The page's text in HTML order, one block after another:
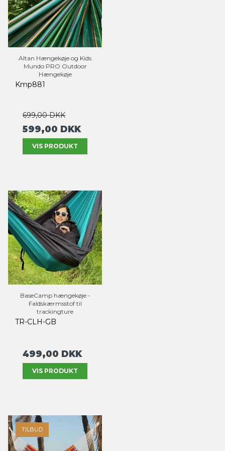
Altan Hængekøje og Kids
Mundo PRO Outdoor
Hængekøje
Kmp881
699,00 DKK
599,00 DKK
VIS PRODUKT
BaseCamp hængekøje -
Faldskærmsstof til
trackingture
TR-CLH-GB
499,00 DKK
VIS PRODUKT
TILBUD